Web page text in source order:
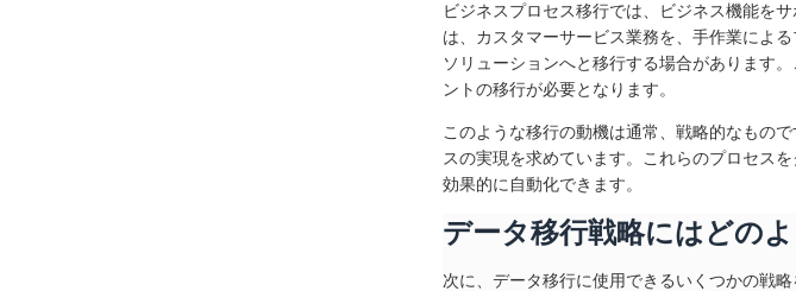
ビジネスプロセス移行では、ビジネス機能を
は、カスタマーサービス業務を、手作業によ
ソリューションへと移行する場合があります
ントの移行が必要となります。
このような移行の動機は通常、戦略的なもの
スの実現を求めています。これらのプロセス
効果的に自動化できます。
データ移行戦略にはどの
次に、データ移行に使用できるいくつかの戦略